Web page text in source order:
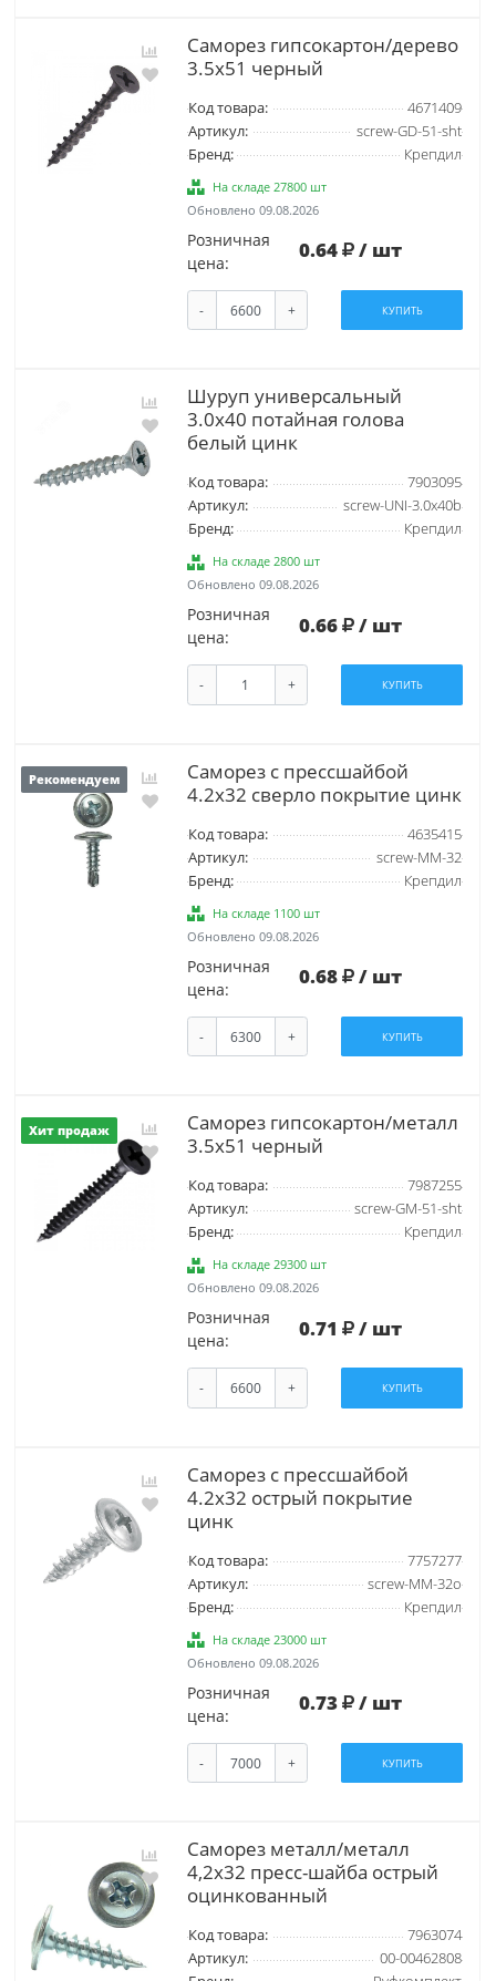
Саморез гипсокартон/дерево
3.5х51 черный
Код товара:
4671409
Артикул:
screw-GD-51-sht
Бренд:
Крепдил
На складе 27800 шт
Обновлено 09.08.2026
Розничная
цена:
0.64 / шт
- + КУПИТЬ
Шуруп универсальный
3.0х40 потайная голова
белый цинк
Код товара:
7903095
Артикул:
screw-UNI-3.0х40b
Бренд:
Крепдил
На складе 2800 шт
Обновлено 09.08.2026
Розничная
цена:
0.66 / шт
- + КУПИТЬ
Рекомендуем
Саморез с прессшайбой
4.2х32 сверло покрытие цинк
Код товара:
4635415
Артикул:
screw-MM-32
Бренд:
Крепдил
На складе 1100 шт
Обновлено 09.08.2026
Розничная
цена:
0.68 / шт
- + КУПИТЬ
Хит продаж
Саморез гипсокартон/металл
3.5х51 черный
Код товара:
7987255
Артикул:
screw-GM-51-sht
Бренд:
Крепдил
На складе 29300 шт
Обновлено 09.08.2026
Розничная
цена:
0.71 / шт
- + КУПИТЬ
Саморез с прессшайбой
4.2х32 острый покрытие
цинк
Код товара:
7757277
Артикул:
screw-MM-32o
Бренд:
Крепдил
На складе 23000 шт
Обновлено 09.08.2026
Розничная
цена:
0.73 / шт
- + КУПИТЬ
Саморез металл/металл
4,2х32 пресс-шайба острый
оцинкованный
Код товара:
7963074
Артикул:
00-00462808